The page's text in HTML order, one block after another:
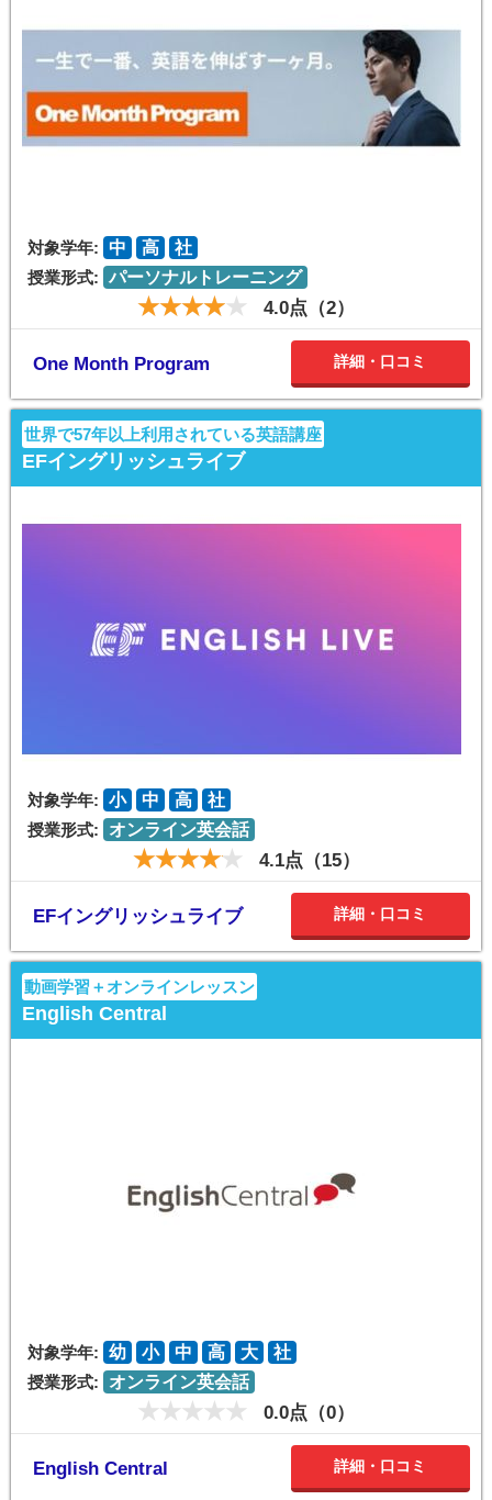
対象学年: 中 高
社
授業形式: パーソナルトレーニング
4.0点（2）
One Month Program 詳細・口コミ
世界で57年以上利用されている英語講座
EFイングリッシュライブ
対象学年: 小 中 高
社
授業形式:
オンライン英会話
4.1点（15）
EFイングリッシュライブ 詳細・口コミ
動画学習＋オンラインレッスン
English Central
対象学年: 幼 小 中 高 大
社
授業形式:
オンライン英会話
0.0点（0）
English Central 詳細・口コミ